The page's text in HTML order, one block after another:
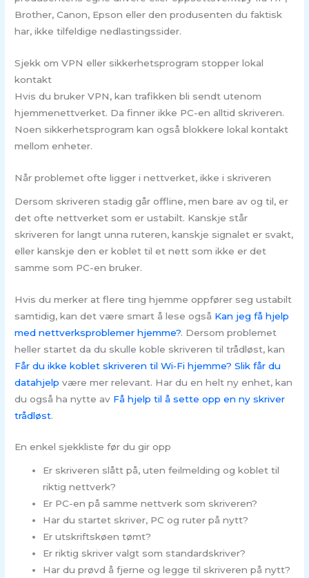
Brother, Canon, Epson eller den produsenten du faktisk
har, ikke tilfeldige nedlastingssider.
Sjekk om VPN eller sikkerhetsprogram stopper lokal
kontakt
Hvis du bruker VPN, kan trafikken bli sendt utenom
hjemmenettverket. Da finner ikke PC-en alltid skriveren.
Noen sikkerhetsprogram kan også blokkere lokal kontakt
mellom enheter.
Når problemet ofte ligger i nettverket, ikke i skriveren
Dersom skriveren stadig går offline, men bare av og til, er
det ofte nettverket som er ustabilt. Kanskje står
skriveren for langt unna ruteren, kanskje signalet er svakt,
eller kanskje den er koblet til et nett som ikke er det
samme som PC-en bruker.
Hvis du merker at flere ting hjemme oppfører seg ustabilt
samtidig, kan det være smart å lese også Kan jeg få hjelp
med nettverksproblemer hjemme?. Dersom problemet
heller startet da du skulle koble skriveren til trådløst, kan
Får du ikke koblet skriveren til Wi‑Fi hjemme? Slik får du
datahjelp være mer relevant. Har du en helt ny enhet, kan
du også ha nytte av Få hjelp til å sette opp en ny skriver
trådløst.
En enkel sjekkliste før du gir opp
Er skriveren slått på, uten feilmelding og koblet til
riktig nettverk?
Er PC-en på samme nettverk som skriveren?
Har du startet skriver, PC og ruter på nytt?
Er utskriftskøen tømt?
Er riktig skriver valgt som standardskriver?
Har du prøvd å fjerne og legge til skriveren på nytt?